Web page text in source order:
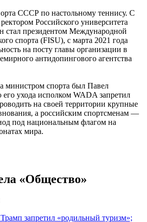
СССР по настольному теннису. С
Российского университета
стал президентом Международной
спорта (FISU), с марта 2021 года
на посту главы организации в
антидопингового агентства
министром спорта был Павел
его ухода исполком WADA запретил
на своей территории крупные
а российским спортсменам —
под национальным флагом на
мира.
«Общество»
запретил «родильный туризм»;